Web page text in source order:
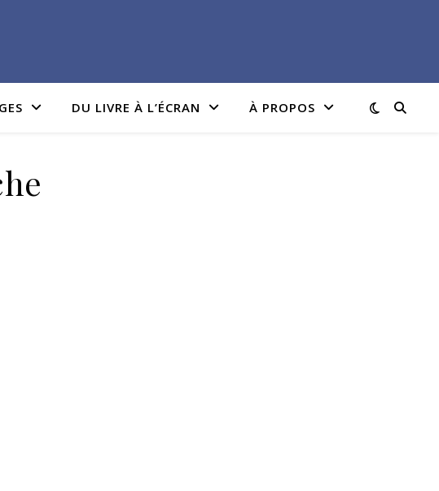
DU LIVRE À L’ÉCRAN À PROPOS